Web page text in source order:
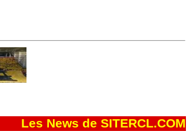
Les News de SITERCL.COM